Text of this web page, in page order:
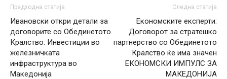
Предходна статија
Ивановски откри детали за
договорите со Обединетото
Кралство: Инвестиции во
железничката
инфраструктура во
Македонија
Следна статија
Економските експерти:
Договорот за стратешко
партнерство со Обединетото
Кралство ќе има значен
ЕКОНОМСКИ ИМПУЛС ЗА
МАКЕДОНИЈА